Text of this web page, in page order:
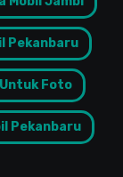
Pekanbaru
Foto
Pekanbaru